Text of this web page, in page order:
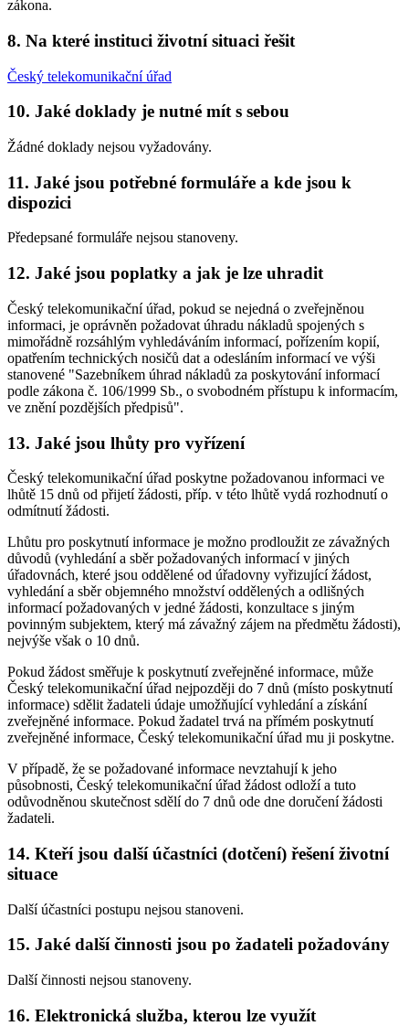
zákona.
8. Na které instituci životní situaci řešit
Český telekomunikační úřad
10. Jaké doklady je nutné mít s sebou
Žádné doklady nejsou vyžadovány.
11. Jaké jsou potřebné formuláře a kde jsou k
dispozici
Předepsané formuláře nejsou stanoveny.
12. Jaké jsou poplatky a jak je lze uhradit
Český telekomunikační úřad, pokud se nejedná o zveřejněnou
informaci, je oprávněn požadovat úhradu nákladů spojených s
mimořádně rozsáhlým vyhledáváním informací, pořízením kopií,
opatřením technických nosičů dat a odesláním informací ve výši
stanovené "Sazebníkem úhrad nákladů za poskytování informací
podle zákona č. 106/1999 Sb., o svobodném přístupu k informacím,
ve znění pozdějších předpisů".
13. Jaké jsou lhůty pro vyřízení
Český telekomunikační úřad poskytne požadovanou informaci ve
lhůtě 15 dnů od přijetí žádosti, příp. v této lhůtě vydá rozhodnutí o
odmítnutí žádosti.
Lhůtu pro poskytnutí informace je možno prodloužit ze závažných
důvodů (vyhledání a sběr požadovaných informací v jiných
úřadovnách, které jsou oddělené od úřadovny vyřizující žádost,
vyhledání a sběr objemného množství oddělených a odlišných
informací požadovaných v jedné žádosti, konzultace s jiným
povinným subjektem, který má závažný zájem na předmětu žádosti),
nejvýše však o 10 dnů.
Pokud žádost směřuje k poskytnutí zveřejněné informace, může
Český telekomunikační úřad nejpozději do 7 dnů (místo poskytnutí
informace) sdělit žadateli údaje umožňující vyhledání a získání
zveřejněné informace. Pokud žadatel trvá na přímém poskytnutí
zveřejněné informace, Český telekomunikační úřad mu ji poskytne.
V případě, že se požadované informace nevztahují k jeho
působnosti, Český telekomunikační úřad žádost odloží a tuto
odůvodněnou skutečnost sdělí do 7 dnů ode dne doručení žádosti
žadateli.
14. Kteří jsou další účastníci (dotčení) řešení životní
situace
Další účastníci postupu nejsou stanoveni.
15. Jaké další činnosti jsou po žadateli požadovány
Další činnosti nejsou stanoveny.
16. Elektronická služba, kterou lze využít